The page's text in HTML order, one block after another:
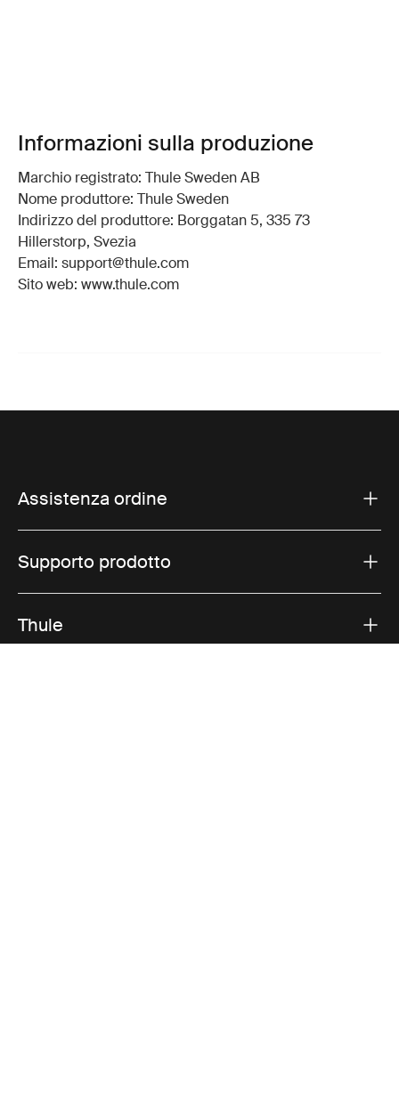
Informazioni sulla produzione
Marchio registrato: Thule Sweden AB
Nome produttore: Thule Sweden
Indirizzo del produttore: Borggatan 5, 335 73
Hillerstorp, Svezia
Email: support@thule.com
Sito web: www.thule.com
Assistenza ordine
Supporto prodotto
Thule